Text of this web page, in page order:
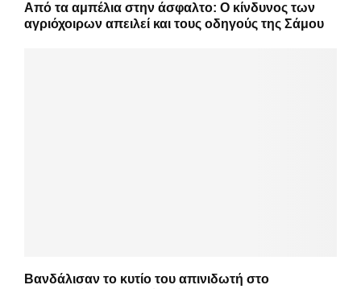
Από τα αμπέλια στην άσφαλτο: Ο κίνδυνος των
αγριόχοιρων απειλεί και τους οδηγούς της Σάμου
Βανδάλισαν το κυτίο του απινιδωτή στο